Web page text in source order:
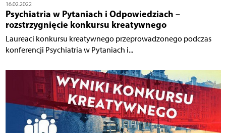
16.02.2022
Psychiatria w Pytaniach i Odpowiedziach –
rozstrzygnięcie konkursu kreatywnego
Laureaci konkursu kreatywnego przeprowadzonego podczas
konferencji Psychiatria w Pytaniach i...